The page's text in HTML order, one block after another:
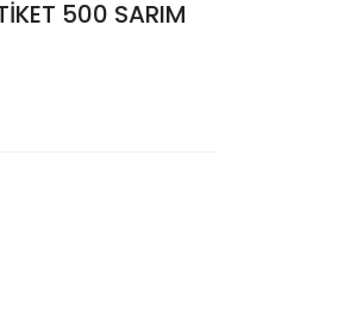
500 SARIM